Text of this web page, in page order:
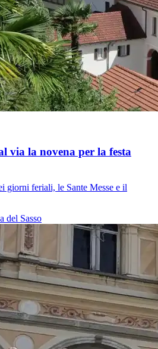
via la novena per la festa
giorni feriali, le Sante Messe e il
del Sasso